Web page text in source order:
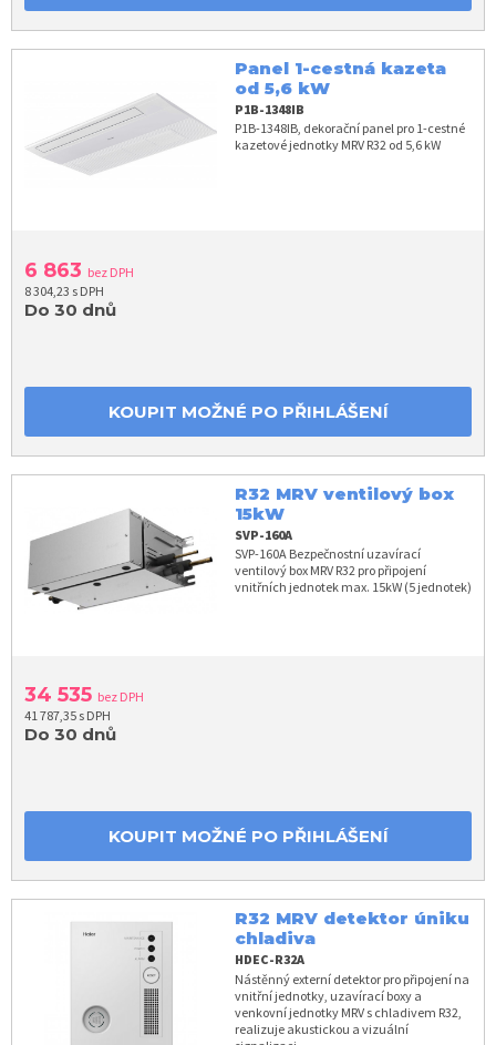
Panel 1-cestná kazeta
od 5,6 kW
P1B-1348IB
P1B-1348IB, dekorační panel pro 1-cestné
kazetové jednotky MRV R32 od 5,6 kW
6 863 bez DPH
8 304,23 s DPH
Do 30 dnů
KOUPIT MOŽNÉ PO PŘIHLÁŠENÍ
R32 MRV ventilový box
15kW
SVP-160A
SVP-160A Bezpečnostní uzavírací
ventilový box MRV R32 pro připojení
vnitřních jednotek max. 15kW (5 jednotek)
34 535 bez DPH
41 787,35 s DPH
Do 30 dnů
KOUPIT MOŽNÉ PO PŘIHLÁŠENÍ
R32 MRV detektor úniku
chladiva
HDEC-R32A
Nástěnný externí detektor pro připojení na
vnitřní jednotky, uzavírací boxy a
venkovní jednotky MRV s chladivem R32,
realizuje akustickou a vizuální